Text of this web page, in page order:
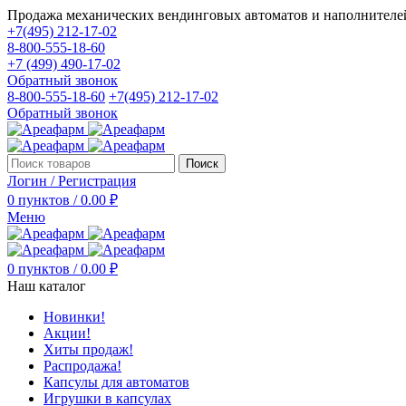
Продажа механических вендинговых автоматов и
+7(495) 212-17-02
8-800-555-18-60
+7 (499) 490-17-02
Обратный звонок
8-800-555-18-60 +7(495) 212-17-02
Обратный звонок
Поиск
Логин / Регистрация
0 пунктов / 0.00 ₽
Меню
0 пунктов / 0.00 ₽
Наш каталог
Новинки!
Акции!
Хиты продаж!
Распродажа!
Капсулы для автоматов
Игрушки в капсулах